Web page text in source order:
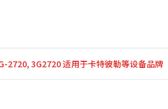
2720, 3G2720 适用于卡特彼勒等设备品牌